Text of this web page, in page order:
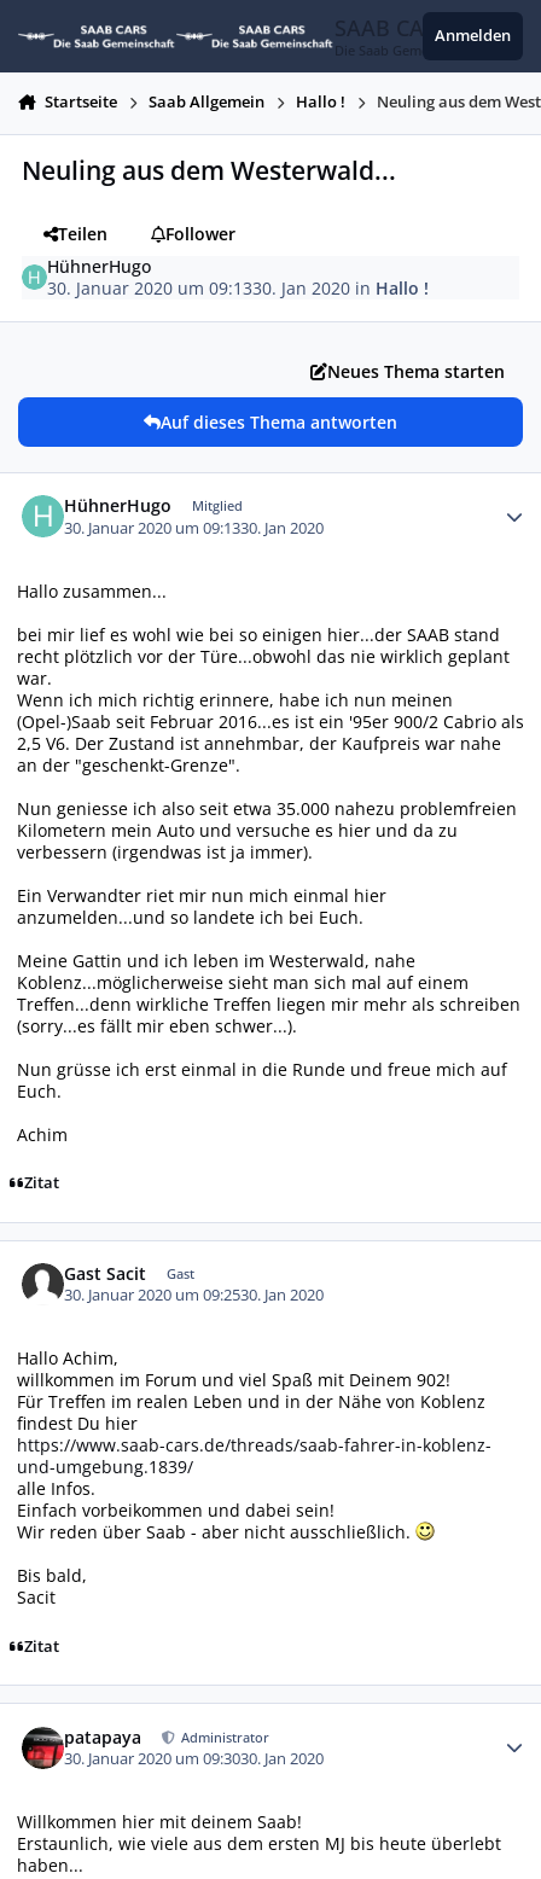
SAAB CARS
Die Saab Gemeinschaft
Anmelden
Startseite Saab Allgemein Hallo ! Neuling aus dem
Neuling aus dem Westerwald...
Teilen
Follower
HühnerHugo
30. Januar 2020 um 09:1330. Jan 2020 in Hallo !
Neues Thema starten
Auf dieses Thema antworten
HühnerHugo Mitglied
30. Januar 2020 um 09:1330. Jan 2020
Hallo zusammen...
bei mir lief es wohl wie bei so einigen hier...der SAAB stand
recht plötzlich vor der Türe...obwohl das nie wirklich geplant
war.
Wenn ich mich richtig erinnere, habe ich nun meinen
(Opel-)Saab seit Februar 2016...es ist ein '95er 900/2 Cabrio als
2,5 V6. Der Zustand ist annehmbar, der Kaufpreis war nahe
an der "geschenkt-Grenze".
Nun geniesse ich also seit etwa 35.000 nahezu problemfreien
Kilometern mein Auto und versuche es hier und da zu
verbessern (irgendwas ist ja immer).
Ein Verwandter riet mir nun mich einmal hier
anzumelden...und so landete ich bei Euch.
Meine Gattin und ich leben im Westerwald, nahe
Koblenz...möglicherweise sieht man sich mal auf einem
Treffen...denn wirkliche Treffen liegen mir mehr als schreiben
(sorry...es fällt mir eben schwer...).
Nun grüsse ich erst einmal in die Runde und freue mich auf
Euch.
Achim
Zitat
Gast Sacit Gast
30. Januar 2020 um 09:2530. Jan 2020
Hallo Achim,
willkommen im Forum und viel Spaß mit Deinem 902!
Für Treffen im realen Leben und in der Nähe von Koblenz
findest Du hier
https://www.saab-cars.de/threads/saab-fahrer-in-koblenz-
und-umgebung.1839/
alle Infos.
Einfach vorbeikommen und dabei sein!
Wir reden über Saab - aber nicht ausschließlich.
Bis bald,
Sacit
Zitat
patapaya Administrator
30. Januar 2020 um 09:3030. Jan 2020
Willkommen hier mit deinem Saab!
Erstaunlich, wie viele aus dem ersten MJ bis heute überlebt
haben...